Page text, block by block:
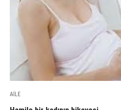
AİLE